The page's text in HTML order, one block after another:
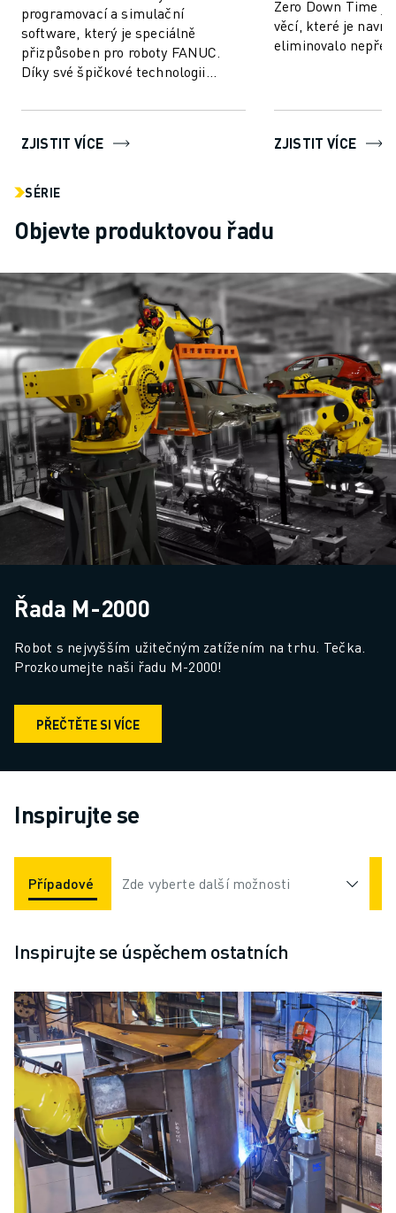
programovací a simulační
software, který je speciálně
přizpůsoben pro roboty FANUC.
Díky své špičkové technologii
snadno vytvářet, programo...
ZJISTIT VÍCE
Zero Down Time
věcí, které je
eliminovalo
ZJISTIT VÍCE
SÉRIE
Objevte produktovou řadu
Řada M-2000
Robot s nejvyšším užitečným zatížením na trhu. Tečka.
Prozkoumejte naši řadu M-2000!
PŘEČTĚTE SI VÍCE
Inspirujte se
Případové Studie Aplikace Odvětví
Zde vyberte další možnosti
Inspirujte se úspěchem ostatních